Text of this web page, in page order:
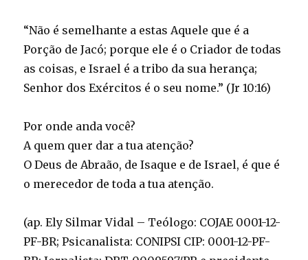
“Não é semelhante a estas Aquele que é a
Porção de Jacó; porque ele é o Criador de todas
as coisas, e Israel é a tribo da sua herança;
Senhor dos Exércitos é o seu nome.” (Jr 10:16)
Por onde anda você?
A quem quer dar a tua atenção?
O Deus de Abraão, de Isaque e de Israel, é que é
o merecedor de toda a tua atenção.
(ap. Ely Silmar Vidal – Teólogo: COJAE 0001-12-
PF-BR; Psicanalista: CONIPSI CIP: 0001-12-PF-